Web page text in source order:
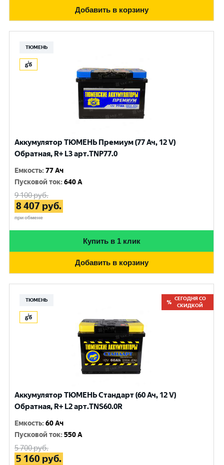
Добавить в корзину
ТЮМЕНЬ
Аккумулятор ТЮМЕНЬ Премиум (77 Ач, 12 V)
Обратная, R+ L3 арт.TNP77.0
Емкость:77 Ач
Пусковой ток:640 A
9 100руб.
8 407 руб.
при обмене
Купить в 1 клик
Добавить в корзину
ТЮМЕНЬ
СЕГОДНЯ СО
СКИДКОЙ
Аккумулятор ТЮМЕНЬ Стандарт (60 Ач, 12 V)
Обратная, R+ L2 арт.TNS60.0R
Емкость:60 Ач
Пусковой ток:550 A
5 700руб.
5 160 руб.